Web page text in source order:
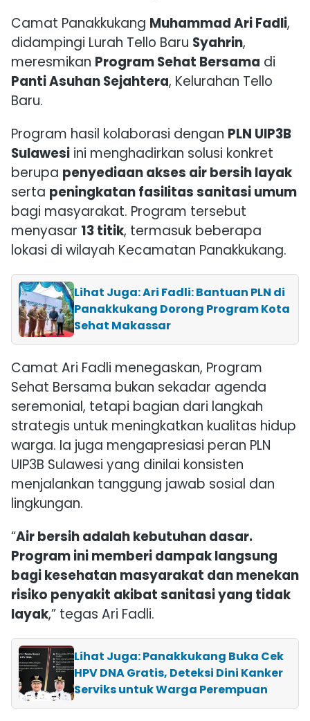
Camat Panakkukang Muhammad Ari Fadli,
didampingi Lurah Tello Baru Syahrin,
meresmikan Program Sehat Bersama di
Panti Asuhan Sejahtera, Kelurahan Tello
Baru.
Program hasil kolaborasi dengan PLN UIP3B
Sulawesi ini menghadirkan solusi konkret
berupa penyediaan akses air bersih layak
serta peningkatan fasilitas sanitasi umum
bagi masyarakat. Program tersebut
menyasar 13 titik, termasuk beberapa
lokasi di wilayah Kecamatan Panakkukang.
Lihat Juga: Ari Fadli: Bantuan PLN di
Panakkukang Dorong Program Kota
Sehat Makassar
Camat Ari Fadli menegaskan, Program
Sehat Bersama bukan sekadar agenda
seremonial, tetapi bagian dari langkah
strategis untuk meningkatkan kualitas hidup
warga. Ia juga mengapresiasi peran PLN
UIP3B Sulawesi yang dinilai konsisten
menjalankan tanggung jawab sosial dan
lingkungan.
“Air bersih adalah kebutuhan dasar.
Program ini memberi dampak langsung
bagi kesehatan masyarakat dan menekan
risiko penyakit akibat sanitasi yang tidak
layak,” tegas Ari Fadli.
Lihat Juga: Panakkukang Buka Cek
HPV DNA Gratis, Deteksi Dini Kanker
Serviks untuk Warga Perempuan